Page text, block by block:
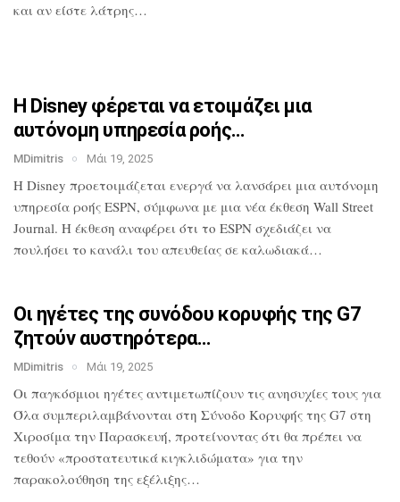
και αν είστε λάτρης…
Η Disney φέρεται να ετοιμάζει μια
αυτόνομη υπηρεσία ροής…
MDimitris Μάι 19, 2025
Η Disney προετοιμάζεται ενεργά να λανσάρει μια αυτόνομη
υπηρεσία ροής ESPN, σύμφωνα με μια νέα έκθεση Wall Street
Journal. Η έκθεση αναφέρει ότι το ESPN σχεδιάζει να
πουλήσει το κανάλι του απευθείας σε καλωδιακά…
Οι ηγέτες της συνόδου κορυφής της G7
ζητούν αυστηρότερα…
MDimitris Μάι 19, 2025
Οι παγκόσμιοι ηγέτες αντιμετωπίζουν τις ανησυχίες τους για
Όλα συμπεριλαμβάνονται στη Σύνοδο Κορυφής της G7 στη
Χιροσίμα την Παρασκευή, προτείνοντας ότι θα πρέπει να
τεθούν «προστατευτικά κιγκλιδώματα» για την
παρακολούθηση της εξέλιξης…